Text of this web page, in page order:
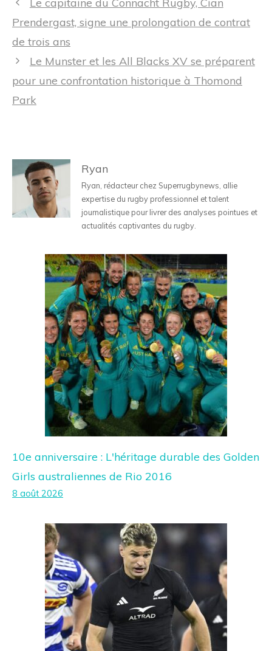
des
Prendergast, signe une prolongation de contrat
de trois ans
Le Munster et les All Blacks XV se préparent
pour une confrontation historique à Thomond
Park
Ryan
Ryan, rédacteur chez Superrugbynews, allie
expertise du rugby professionnel et talent
journalistique pour livrer des analyses pointues et
actualités captivantes du rugby.
10e anniversaire : L'héritage durable des Golden
Girls australiennes de Rio 2016
8 août 2026